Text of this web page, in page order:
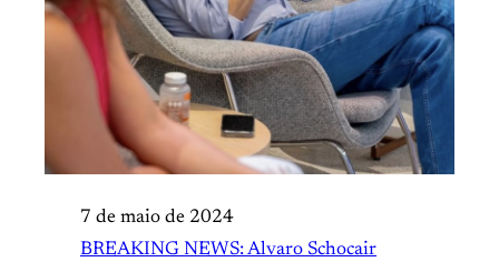
7 de maio de 2024
BREAKING NEWS: Alvaro Schocair